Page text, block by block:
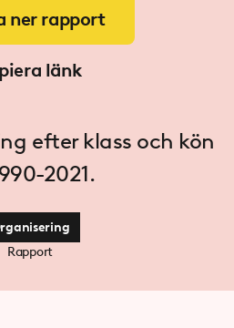
ner rapport
länk
efter klass och kön
2021.
Rapport